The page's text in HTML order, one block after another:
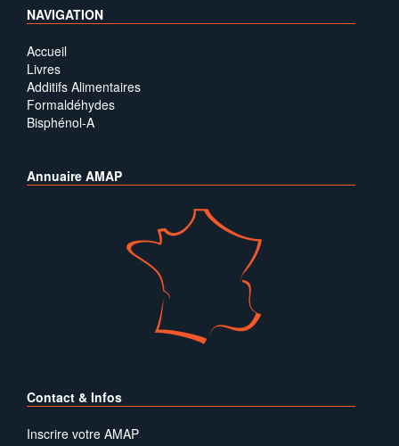
NAVIGATION
Accueil
Livres
Additifs Alimentaires
Formaldéhydes
Bisphénol-A
Annuaire AMAP
Contact & Infos
Inscrire votre AMAP